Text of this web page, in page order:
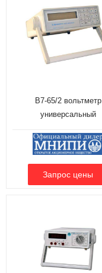
В7-65/2 вольтметр
универсальный